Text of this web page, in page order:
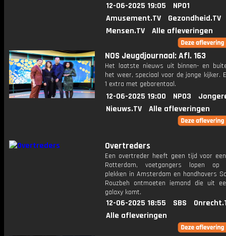
12-06-2025 19:05
NPO1
Amusement.TV
Gezondheid.TV
Mensen.TV
Alle afleveringen
NOS Jeugdjournaal: Afl. 163
Het laatste nieuws uit binnen- en
het weer, speciaal voor de jonge kijker.
1 extra met gebarentaal.
12-06-2025 19:00 NPO3
Nieuws.TV
Alle afleveringen
Overtreders
Een overtreder heeft geen tijd voor
Rotterdam, voetgangers lopen op
plekken in Amsterdam en handhavers
Rouzbeh ontmoeten iemand die uit
galaxy komt.
12-06-2025 18:55 SBS
Alle afleveringen